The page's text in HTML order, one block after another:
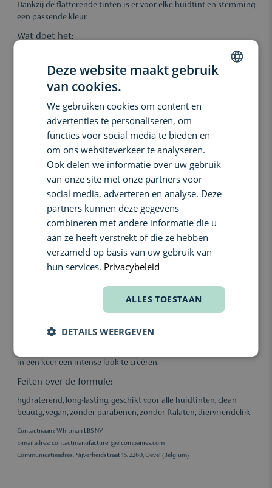
Dankzij de flatterende tinten is er voor elke huidtint en stemming
een passende kleur.
Wat doet het:
Hydraterende formule die niet uitdroogt
Intense kleur met langdurige dekking
Beschikbaar in universeel flatterende tinten
Comfortabel om te dragen, de hele dag door
Belangrijkste voordelen:
De lippen krijgen een moderne matte look zonder concessies te
doen op comfort. De formule glijdt soepel over de lippen en zorgt
voor een verzorgend gevoel, terwijl de kleur mooi egaal blijft
zitten – ideaal voor dagelijks gebruik of een speciale gelegenheid.
Ingrediënten:
Pigmentrijke formule: biedt intense, gelijkmatige kleur met
Breng rechtstreeks aan op schone, droge lippen. Begin in het
midden van je lippen en werk naar buiten toe. Voor extra precisie
in één keer een intense look te creëren.
Feiten over de formule:
hydraterend, long-lasting, geschikt voor alle huidtinten, clean
beauty, vegan, zonder parabenen, zonder ftalaten, diervriendelijk
Contactnaam: Whitman LBS NV
E-mailadres:contactmanufacturer@elcompanies.com
Communicatieadres: Nijverheidstraat 15, 2260, Oevel (Belgium)
Deze website maakt gebruik
van cookies.
We gebruiken cookies om content en
advertenties te personaliseren, om
functies voor social media te bieden en
om ons websiteverkeer te analyseren.
Ook delen we informatie over uw gebruik
van onze site met onze partners voor
social media, adverteren en analyse. Deze
partners kunnen deze gegevens
combineren met andere informatie die u
aan ze heeft verstrekt of die ze hebben
verzameld op basis van uw gebruik van
hun services. Privacybeleid
ALLES TOESTAAN
DETAILS WEERGEVEN